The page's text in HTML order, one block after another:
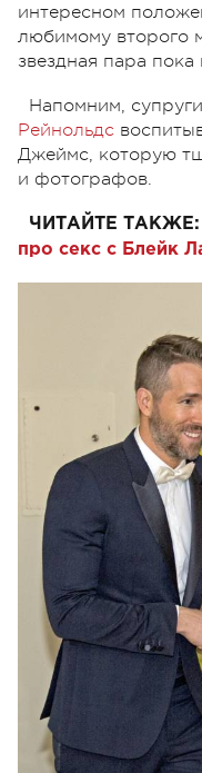
интересном
любимому второго
звездная пара
Напомним,
Рейнольдс
Джеймс, которую
и фотографов.
ЧИТАЙТЕ ТАКЖЕ:
про секс с Блейк